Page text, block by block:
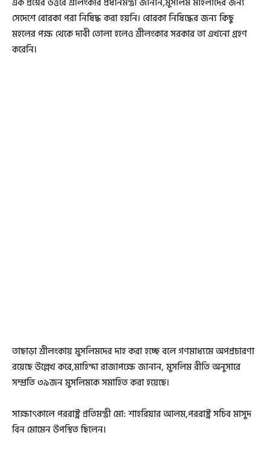
সেদেশে বোরকা পরা নিষিদ্ধ করা হয়নি। বোরকা নিষিদ্ধের জন্য কিছু
মহলের পক্ষ থেকে দাবী তোলা হলেও শ্রীলংকার সরকার তা এখনো গ্রহণ
করেনি।
তাছাড়া শ্রীলংকায় মুসলিমদের দাহ করা হচ্ছে বলে গণমাধ্যমে অপপ্রচারণা
রয়েছে উল্লেখ করে,মাহিন্দা রাজাপক্ষে জানান, মুসলিম রীতি অনুসারে
সম্প্রতি ৩৯জন মুসলিমকে সমাহিত করা হয়েছে।
সাক্ষাৎকালে পররাষ্ট্র প্রতিমন্ত্রী মো: শাহরিয়ার আলম,পররাষ্ট্র সচিব মাসুদ
বিন মোমেন উপস্থিত ছিলেন।